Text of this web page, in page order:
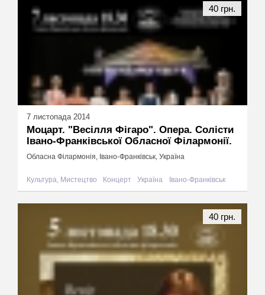
7 листопада 2014
Моцарт. "Весілля Фігаро". Опера. Солісти
Івано-Франківської Обласної Філармонії.
Обласна Філармонія, Івано-Франківськ, Україна
Культура, Мистецтво Концерт Україна Івано-Франківськ
40 грн.
40 грн.